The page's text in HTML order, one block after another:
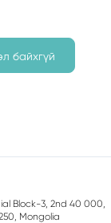
байхгүй
Block-3, 2nd 40 000,
Mongolia